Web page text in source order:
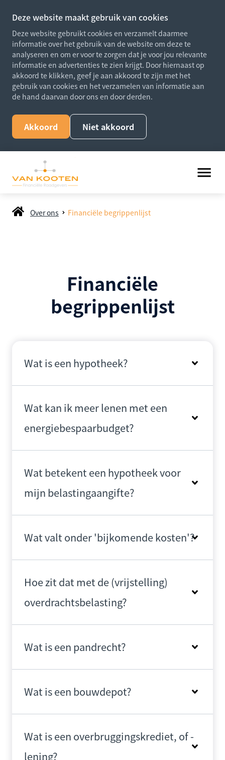
Deze website maakt gebruik van cookies
Deze website gebruikt cookies en verzamelt daarmee
informatie over het gebruik van de website om deze te
analyseren en om er voor te zorgen dat je voor jou relevante
informatie en advertenties te zien krijgt. Door hiernaast op
akkoord te klikken, geef je aan akkoord te zijn met het
gebruik van cookies en het verzamelen van informatie aan
de hand daarvan door ons en door derden.
Akkoord Niet akkoord
Over ons Financiële begrippenlijst
Financiële
begrippenlijst
Wat is een hypotheek?
Wat kan ik meer lenen met een
energiebespaarbudget?
Wat betekent een hypotheek voor
mijn belastingaangifte?
Wat valt onder 'bijkomende kosten'?
Hoe zit dat met de (vrijstelling)
overdrachtsbelasting?
Wat is een pandrecht?
Wat is een bouwdepot?
Wat is een overbruggingskrediet, of -
lening?